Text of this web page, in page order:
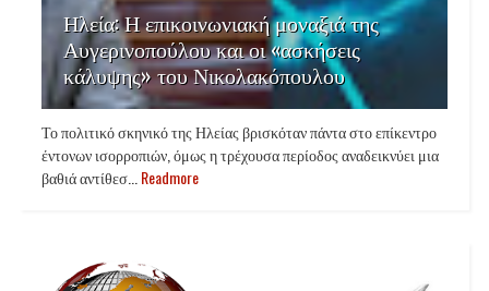
Ηλεία: Η επικοινωνιακή μοναξιά της
Αυγερινοπούλου και οι «ασκήσεις
κάλυψης» του Νικολακόπουλου
Το πολιτικό σκηνικό της Ηλείας βρισκόταν πάντα στο επίκεντρο
έντονων ισορροπιών, όμως η τρέχουσα περίοδος αναδεικνύει μια
βαθιά αντίθεσ... Readmore